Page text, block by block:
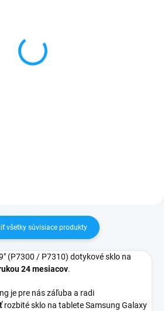
všetky súvisiace produkty
(P7300 / P7310) dotykové sklo na
24 mesiacov.
je pre nás záľuba a radi
rozbité sklo na tablete Samsung Galaxy